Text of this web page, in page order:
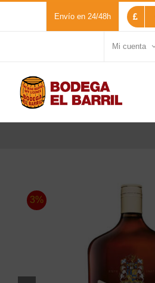
Envío en 24/48h
Mi cuenta
3%